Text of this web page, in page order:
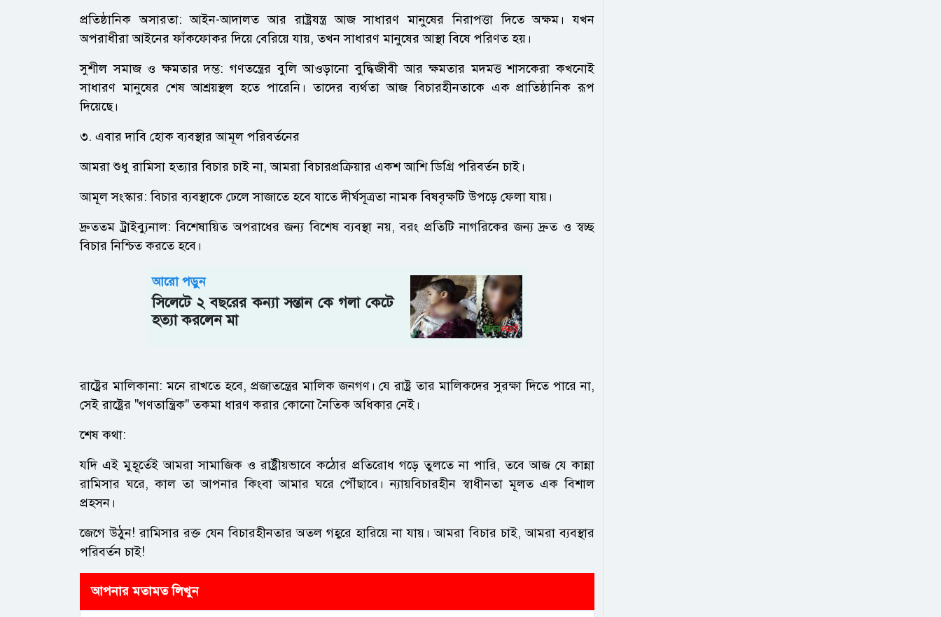
​প্রতিষ্ঠানিক অসারতা: আইন-আদালত আর রাষ্ট্রযন্ত্র আজ সাধারণ মানুষের নিরাপত্তা দিতে অক্ষম। যখন
অপরাধীরা আইনের ফাঁকফোকর দিয়ে বেরিয়ে যায়, তখন সাধারণ মানুষের আস্থা বিষে পরিণত হয়।
​সুশীল সমাজ ও ক্ষমতার দম্ভ: গণতন্ত্রের বুলি আওড়ানো বুদ্ধিজীবী আর ক্ষমতার মদমত্ত শাসকেরা কখনোই
সাধারণ মানুষের শেষ আশ্রয়স্থল হতে পারেনি। তাদের ব্যর্থতা আজ বিচারহীনতাকে এক প্রাতিষ্ঠানিক রূপ
দিয়েছে।
​৩. এবার দাবি হোক ব্যবস্থার আমূল পরিবর্তনের
​আমরা শুধু রামিসা হত্যার বিচার চাই না, আমরা বিচারপ্রক্রিয়ার একশ আশি ডিগ্রি পরিবর্তন চাই।
​আমূল সংস্কার: বিচার ব্যবস্থাকে ঢেলে সাজাতে হবে যাতে দীর্ঘসূত্রতা নামক বিষবৃক্ষটি উপড়ে ফেলা যায়।
​দ্রুততম ট্রাইব্যুনাল: বিশেষায়িত অপরাধের জন্য বিশেষ ব্যবস্থা নয়, বরং প্রতিটি নাগরিকের জন্য দ্রুত ও স্বচ্ছ
বিচার নিশ্চিত করতে হবে।
আরো পড়ুন
সিলেটে ২ বছরের কন্যা সন্তান কে গলা কেটে
হত্যা করলেন মা
​রাষ্ট্রের মালিকানা: মনে রাখতে হবে, প্রজাতন্ত্রের মালিক জনগণ। যে রাষ্ট্র তার মালিকদের সুরক্ষা দিতে পারে না,
সেই রাষ্ট্রের "গণতান্ত্রিক" তকমা ধারণ করার কোনো নৈতিক অধিকার নেই।
​শেষ কথা:
যদি এই মুহূর্তেই আমরা সামাজিক ও রাষ্ট্রীয়ভাবে কঠোর প্রতিরোধ গড়ে তুলতে না পারি, তবে আজ যে কান্না
রামিসার ঘরে, কাল তা আপনার কিংবা আমার ঘরে পৌঁছাবে। ন্যায়বিচারহীন স্বাধীনতা মূলত এক বিশাল
প্রহসন।
​জেগে উঠুন! রামিসার রক্ত যেন বিচারহীনতার অতল গহ্বরে হারিয়ে না যায়। আমরা বিচার চাই, আমরা ব্যবস্থার
পরিবর্তন চাই!
আপনার মতামত লিখুন